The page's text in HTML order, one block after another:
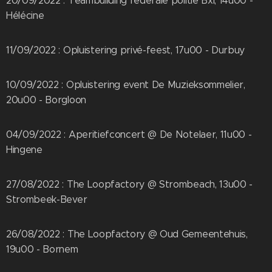
Hélécine
11/09/2022 : Opluistering privé-feest, 17u00 - Durbuy
10/09/2022 : Opluistering event De Muzieksommelier,
20u00 - Borgloon
04/09/2022 : Aperitiefconcert @ De Notelaer, 11u00 -
Hingene
27/08/2022 : The Loopfactory @ Strombeach, 13u00 -
Strombeek-Bever
26/08/2022 : The Loopfactory @ Oud Gemeentehuis,
19u00 - Bornem